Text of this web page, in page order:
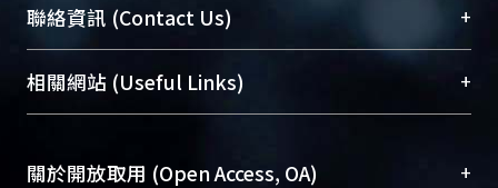
臺大位居世界頂尖大學之列，為永久珍藏及向國際
展現本校豐碩的研究成果及學術能量，圖書館整合
機構典藏（NTUR）與學術庫（AH）不同功能平
台，成為臺大學術典藏NTU scholars。期能整合研
成果。
聯絡資訊 (Contact Us) +
總館學科館員(Main Library)
醫學圖書館學科館員(Medical Library)
Sciences Library)
相關網站 (Useful Links) +
關於開放取用 (Open Access, OA) +